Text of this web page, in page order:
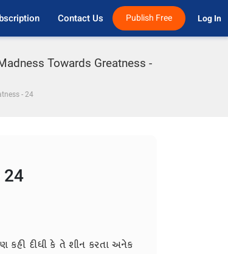
Contact Us Publish Free Log In
Towards Greatness -
- 24
24
કહી દીધી કે તે શીન કરતા અનેક